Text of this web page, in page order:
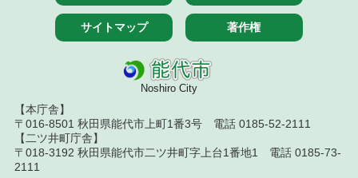
令和４年８月分
令和４年７月分
令和４年７月５日執行 建設コンサルタント等入札
令和４年７月１２日執行 建設コンサルタント等入
札結果
サイトマップ 著作権
Noshiro City
【本庁舎】
〒016-8501 秋田県能代市上町1番3号 電話 0185-52-2111
【二ツ井町庁舎】
〒018-3192 秋田県能代市二ツ井町字上台1番地1 電話 0185-73-
2111